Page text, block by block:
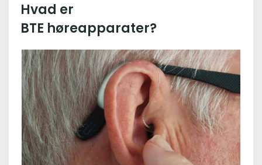
Hvad er
BTE høreapparater?